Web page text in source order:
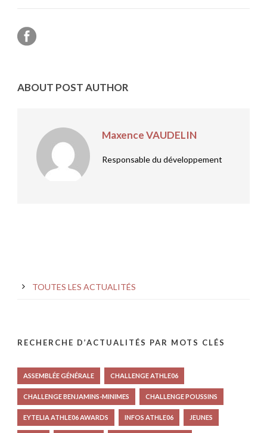
ABOUT POST AUTHOR
Maxence VAUDELIN
Responsable du développement
TOUTES LES ACTUALITÉS
RECHERCHE D’ACTUALITÉS PAR MOTS CLÉS
ASSEMBLÉE GÉNÉRALE CHALLENGE ATHLE06
CHALLENGE BENJAMINS-MINIMES CHALLENGE POUSSINS
EYTELIA ATHLE06 AWARDS INFOS ATHLE06 JEUNES